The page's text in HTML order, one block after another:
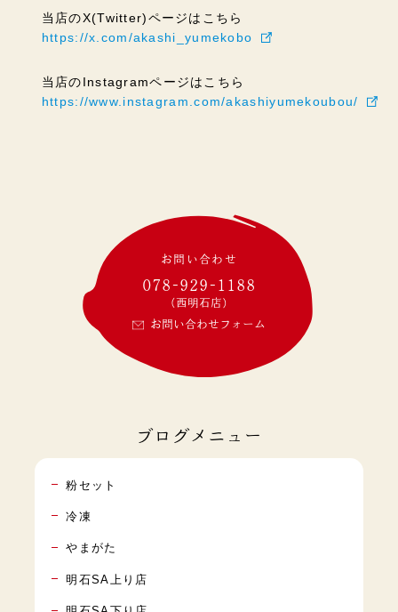
当店のX(Twitter)ページはこちら
https://x.com/akashi_yumekobo
当店のInstagramページはこちら
https://www.instagram.com/akashiyumekoubou/
お問い合わせ
078-929-1188
(西明石店)
お問い合わせフォーム
ブログメニュー
粉セット
冷凍
やまがた
明石SA上り店